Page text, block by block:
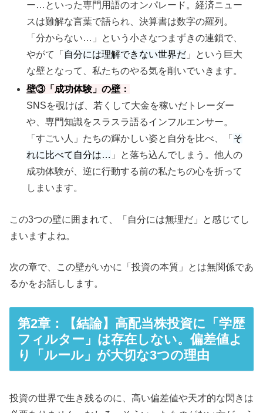
ー…といった専門用語のオンパレード。経済ニュー
スは難解な言葉で語られ、決算書は数字の羅列。
「分からない…」という小さなつまずきの連鎖で、
やがて「 自分には理解できない世界だ 」という巨大
な壁となって、私たちのやる気を削いでいきます。
壁③「成功体験」の壁：
SNSを覗けば、若くして大金を稼いだトレーダー
や、専門知識をスラスラ語るインフルエンサー。
「すごい人」たちの輝かしい姿と自分を比べ、「 そ
れに比べて自分は… 」と落ち込んでしまう。他人の
成功体験が、逆に行動する前の私たちの心を折って
しまいます。
この3つの壁に囲まれて、「自分には無理だ」と感じてし
まいますよね。
次の章で、この壁がいかに「投資の本質」とは無関係であ
るかをお話しします。
第2章：【結論】高配当株投資に「学歴
フィルター」は存在しない。偏差値よ
り「ルール」が大切な3つの理由
投資の世界で生き残るのに、高い偏差値や天才的な閃きは